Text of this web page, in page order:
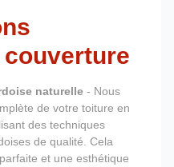
naturelle - Nous
de votre toiture en
des techniques
de qualité. Cela
et une esthétique